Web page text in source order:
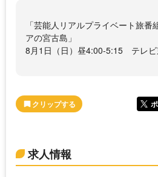
「芸能人リアルプライベート旅
アの宮古島」
8月1日（日）昼4:00-5:15 テレビ
求人情報